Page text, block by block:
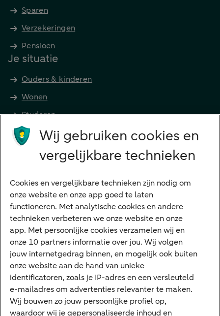
Sparen
Verzekeringen
Pensioen
Je situatie
Ouders & kinderen
Wonen
Studeren
Preferred Banking
Digitale diensten
Internet Bankieren
ABN AMRO app
Tikkie
Apple Pay
Google Pay
Veilig bankieren
Meest gezocht
Wij gebruiken cookies en
vergelijkbare technieken
Cookies en vergelijkbare technieken zijn nodig om
onze website en onze app goed te laten
functioneren. Met analytische cookies en andere
technieken verbeteren we onze website en onze
app. Met persoonlijke cookies verzamelen wij en
onze 10 partners informatie over jou. Wij volgen
jouw internetgedrag binnen, en mogelijk ook buiten
onze website aan de hand van unieke
identificatoren, zoals je IP-adres en een versleuteld
e-mailadres om advertenties relevanter te maken.
Wij bouwen zo jouw persoonlijke profiel op,
waardoor wij je gepersonaliseerde inhoud en